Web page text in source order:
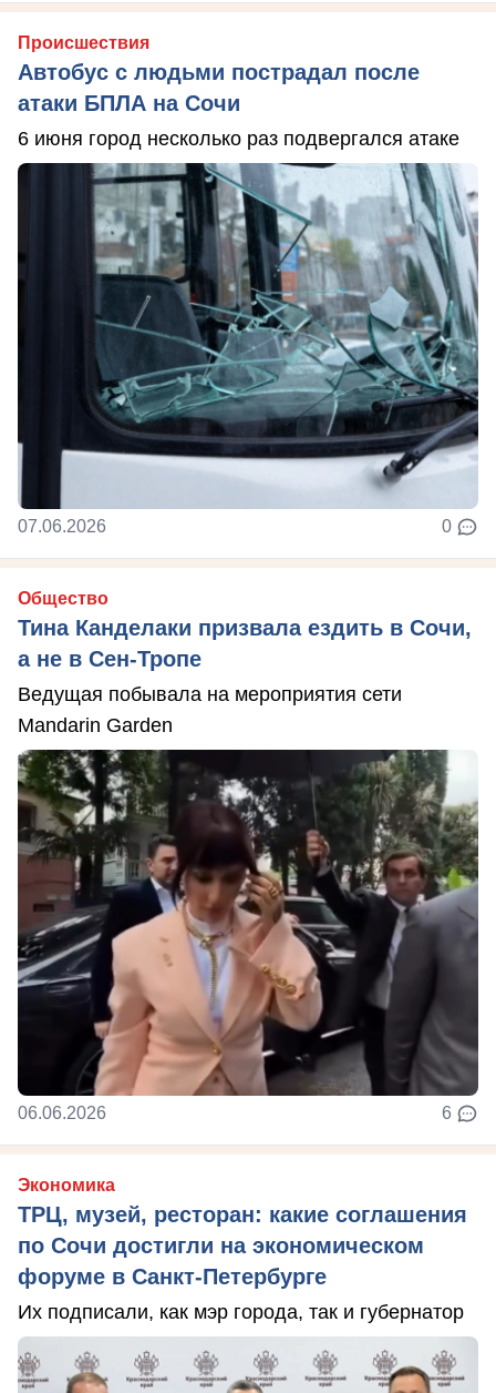
Происшествия
Автобус с людьми пострадал после
атаки БПЛА на Сочи
6 июня город несколько раз подвергался атаке
07.06.2026 0
Общество
Тина Канделаки призвала ездить в Сочи,
а не в Сен-Тропе
Ведущая побывала на мероприятия сети
Mandarin Garden
06.06.2026 6
Экономика
ТРЦ, музей, ресторан: какие соглашения
по Сочи достигли на экономическом
форуме в Санкт-Петербурге
Их подписали, как мэр города, так и губернатор